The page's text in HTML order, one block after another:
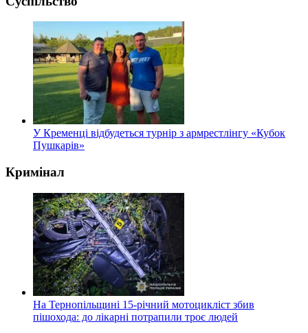
У Кременці відбудеться турнір з армрестлінгу «Кубок
Пушкарів»
Кримінал
На Тернопільщині 15-річний мотоцикліст збив
пішохода: до лікарні потрапили троє людей